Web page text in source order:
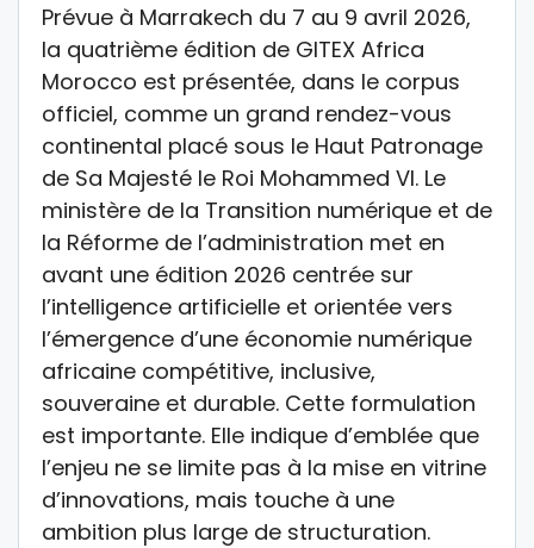
Prévue à Marrakech du 7 au 9 avril 2026,
la quatrième édition de GITEX Africa
Morocco est présentée, dans le corpus
officiel, comme un grand rendez-vous
continental placé sous le Haut Patronage
de Sa Majesté le Roi Mohammed VI. Le
ministère de la Transition numérique et de
la Réforme de l’administration met en
avant une édition 2026 centrée sur
l’intelligence artificielle et orientée vers
l’émergence d’une économie numérique
africaine compétitive, inclusive,
souveraine et durable. Cette formulation
est importante. Elle indique d’emblée que
l’enjeu ne se limite pas à la mise en vitrine
d’innovations, mais touche à une
ambition plus large de structuration.